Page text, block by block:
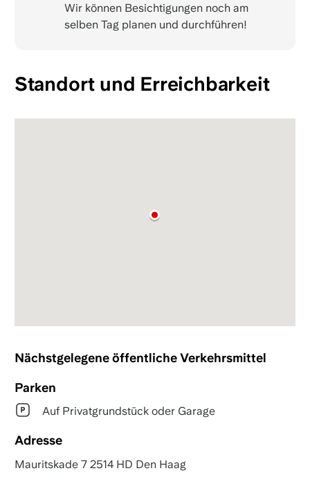
Wir können Besichtigungen noch am
selben Tag planen und durchführen!
Standort und Erreichbarkeit
Nächstgelegene öffentliche Verkehrsmittel
Parken
Auf Privatgrundstück oder Garage
Adresse
Mauritskade 7 2514 HD Den Haag